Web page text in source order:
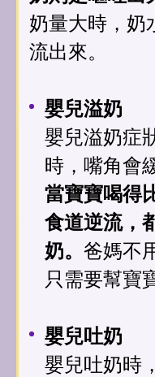
奶量大時，奶
流出來。
嬰兒溢奶
嬰兒溢奶症
時，嘴角會
當寶寶喝得
食道逆流，
奶。爸媽不
只需要幫寶
嬰兒吐奶
嬰兒吐奶時